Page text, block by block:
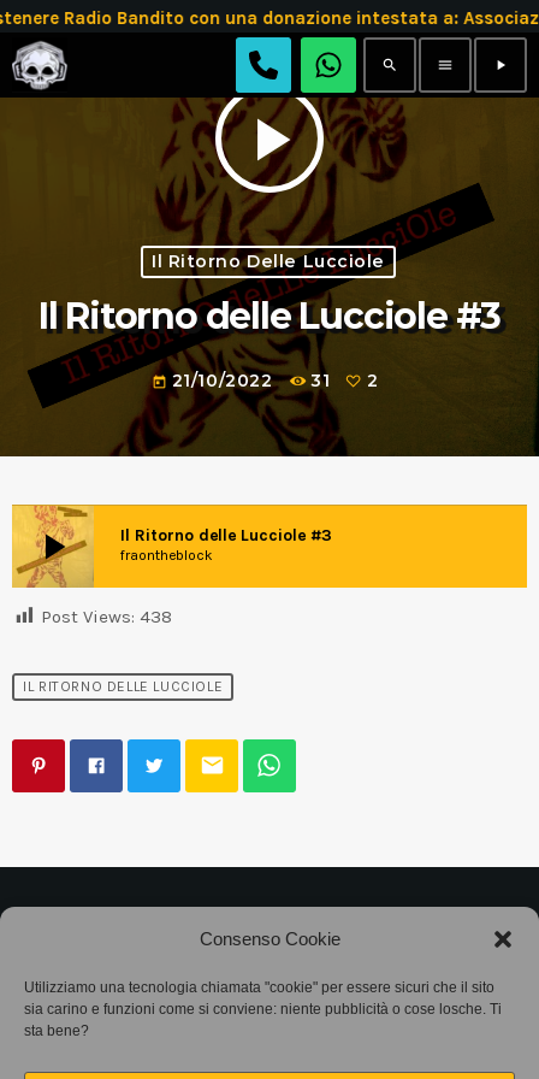
Consenso Cookie
Utilizziamo una tecnologia chiamata "cookie" per essere sicuri che il sito
sia carino e funzioni come si conviene: niente pubblicità o cose losche. Ti
sta bene?
Radio Bandito con una donazione intestata a:
search menu play_arrow
play_arrow
Il Ritorno Delle Lucciole
Il Ritorno delle Lucciole #3
today 21/10/2022 31 2
play_arrow Il Ritorno delle Lucciole #3
fraontheblock
Post Views: 438
IL RITORNO DELLE LUCCIOLE
email
Associazione Bandito • CF 97882400019 •
Privacy Policy•Cookie Policy (UE) • Protocollo
SIAE 7425